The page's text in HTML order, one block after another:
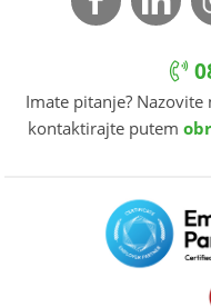
Imate pitanje?
kontaktirajte putem